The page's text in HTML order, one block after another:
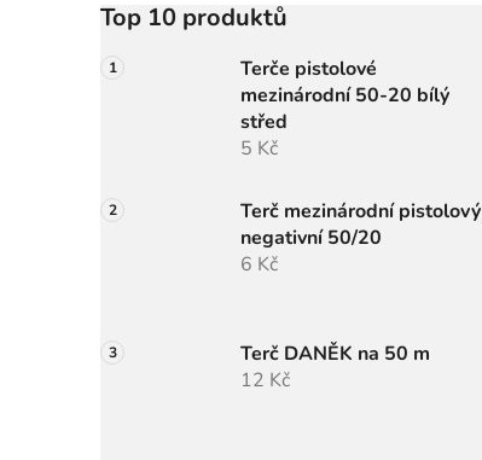
Top 10 produktů
Terče pistolové
mezinárodní 50-20 bílý
střed
5 Kč
Terč mezinárodní pistolový
negativní 50/20
6 Kč
Terč DANĚK na 50 m
12 Kč